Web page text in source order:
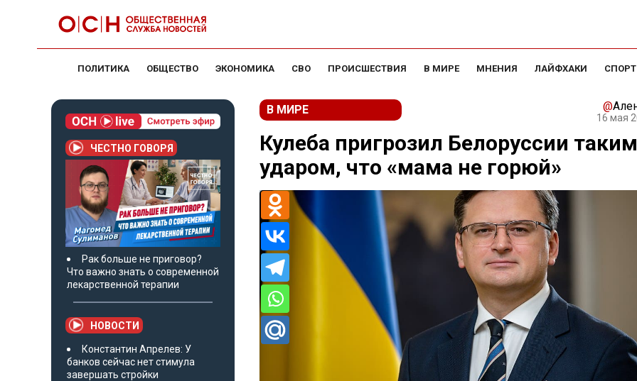
ПОЛИТИКА ОБЩЕСТВО ЭКОНОМИКА СВО ПРОИСШЕСТВИЯ В МИРЕ МНЕНИЯ ЛАЙФХАКИ СПОРТ
ЧЕСТНО ГОВОРЯ
Рак больше не приговор?
Что важно знать о современной
лекарственной терапии
НОВОСТИ
Константин Апрелев: У
банков сейчас нет стимула
завершать стройки
В МИРЕ @
16 мая
Кулеба пригрозил Белоруссии таким
ударом, что «мама не горюй»